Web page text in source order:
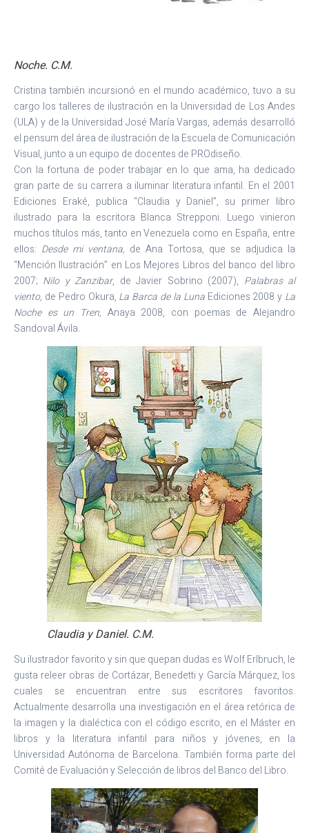
Noche. C.M.
Cristina también incursionó en el mundo académico, tuvo a su
cargo los talleres de ilustración en la Universidad de Los Andes
(ULA) y de la Universidad José María Vargas, además desarrolló
el pensum del área de ilustración de la Escuela de Comunicación
Visual, junto a un equipo de docentes de PROdiseño.
Con la fortuna de poder trabajar en lo que ama, ha dedicado
gran parte de su carrera a iluminar literatura infantil. En el 2001
Ediciones Eraké, publica “Claudia y Daniel”, su primer libro
ilustrado para la escritora Blanca Strepponi. Luego vinieron
muchos títulos más, tanto en Venezuela como en España, entre
ellos: Desde mi ventana, de Ana Tortosa, que se adjudica la
“Mención Ilustración” en Los Mejores Libros del banco del libro
2007; Nilo y Zanzibar, de Javier Sobrino (2007), Palabras al
viento, de Pedro Okura, La Barca de la LunaEdiciones 2008 y La
Noche es un Tren, Anaya 2008, con poemas de Alejandro
Sandoval Ávila.
Claudia y Daniel. C.M.
Su ilustrador favorito y sin que quepan dudas es Wolf Erlbruch, le
gusta releer obras de Cortázar, Benedetti y García Márquez, los
cuales se encuentran entre sus escritores favoritos.
Actualmente desarrolla una investigación en el área retórica de
la imagen y la dialéctica con el código escrito, en el Máster en
libros y la literatura infantil para niños y jóvenes, en la
Universidad Autónoma de Barcelona. También forma parte del
Comité de Evaluación y Selección de libros del Banco del Libro.